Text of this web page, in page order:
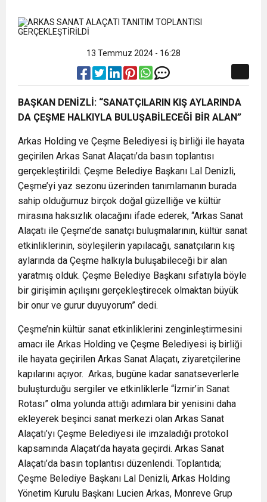
Gösterisi Yaptı
CHP’li 3 Genç Tutuklandı: Siyasi Saldırının
Hedefinde Mehmet Türkmen mi Var?
8:35 Anneler Günü’nde TAMEV ile İyilik ve Dayanışma
Buluşması
14:11 Buca’da Ruhsatı Tartışmalı İnşaat Meclis
Gündeminde: “Cumhurbaşkanı Kararnamesi
Bile Çiğnendi”
18:28 Eğitim Camiasının Yakından Tanıdığı İsim:
Abdulrezak Kaldan Torbalı Yolunda
13 Temmuz 2024 - 16:28
BAŞKAN DENİZLİ: “SANATÇILARIN KIŞ AYLARINDA
DA ÇEŞME HALKIYLA BULUŞABİLECEĞİ BİR ALAN”
Arkas Holding ve Çeşme Belediyesi iş birliği ile hayata
geçirilen Arkas Sanat Alaçatı’da basın toplantısı
gerçekleştirildi. Çeşme Belediye Başkanı Lal Denizli,
Çeşme’yi yaz sezonu üzerinden tanımlamanın burada
sahip olduğumuz birçok doğal güzelliğe ve kültür
mirasına haksızlık olacağını ifade ederek, “Arkas Sanat
Alaçatı ile Çeşme’de sanatçı buluşmalarının, kültür sanat
etkinliklerinin, söyleşilerin yapılacağı, sanatçıların kış
aylarında da Çeşme halkıyla buluşabileceği bir alan
yaratmış olduk. Çeşme Belediye Başkanı sıfatıyla böyle
bir girişimin açılışını gerçekleştirecek olmaktan büyük
bir onur ve gurur duyuyorum” dedi.
Çeşme’nin kültür sanat etkinliklerini zenginleştirmesini
amacı ile Arkas Holding ve Çeşme Belediyesi iş birliği
ile hayata geçirilen Arkas Sanat Alaçatı, ziyaretçilerine
kapılarını açıyor. Arkas, bugüne kadar sanatseverlerle
buluşturduğu sergiler ve etkinliklerle “İzmir’in Sanat
Rotası” olma yolunda attığı adımlara bir yenisini daha
ekleyerek beşinci sanat merkezi olan Arkas Sanat
Alaçatı’yı Çeşme Belediyesi ile imzaladığı protokol
kapsamında Alaçatı’da hayata geçirdi. Arkas Sanat
Alaçatı’da basın toplantısı düzenlendi. Toplantıda;
Çeşme Belediye Başkanı Lal Denizli, Arkas Holding
Yönetim Kurulu Başkanı Lucien Arkas, Monreve Grup